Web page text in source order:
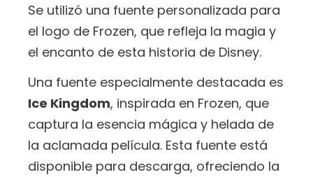
Se utilizó una fuente personalizada para
el logo de Frozen, que refleja la magia y
el encanto de esta historia de Disney.
Una fuente especialmente destacada es
Ice Kingdom, inspirada en Frozen, que
captura la esencia mágica y helada de
la aclamada película. Esta fuente está
disponible para descarga, ofreciendo la